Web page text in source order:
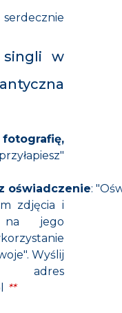
singli w
oświadczenie:
zdjęcia i
na jego
Wyślij
**